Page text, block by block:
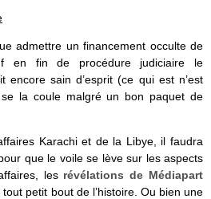
admettre un financement occulte de
en fin de procédure judiciaire le
encore sain d’esprit (ce qui est n’est
la coule malgré un bon paquet de
Karachi et de la Libye, il faudra
que le voile se lève sur les aspects
les révélations de Médiapart
tout petit bout de l’histoire. Ou bien une